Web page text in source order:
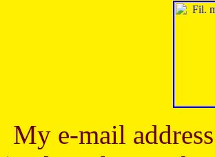
My e-mail